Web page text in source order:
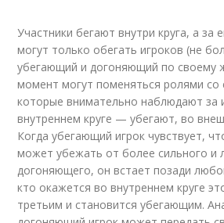
Участники бегают внутри круга, а за
могут только обегать игроков (не
убегающий и догоняющий по своему
момент могут поменяться ролями
которые внимательно наблюдают за
внутреннем круге — убегают, во
Когда убегающий игрок чувствует,
может убежать от более сильного и
догоняющего, он встает позади
кто окажется во внутреннем круге
третьим и становится убегающим.